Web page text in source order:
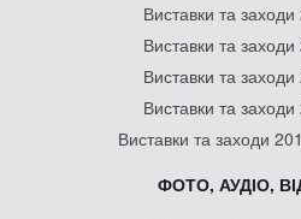
Виставки та
Виставки та
Виставки та
Виставки та
Виставки та заходи
ФОТО, АУДІО,